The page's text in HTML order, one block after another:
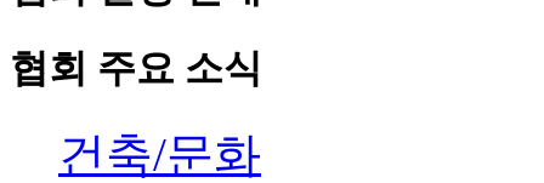
협회 주요 소식
건축/문화